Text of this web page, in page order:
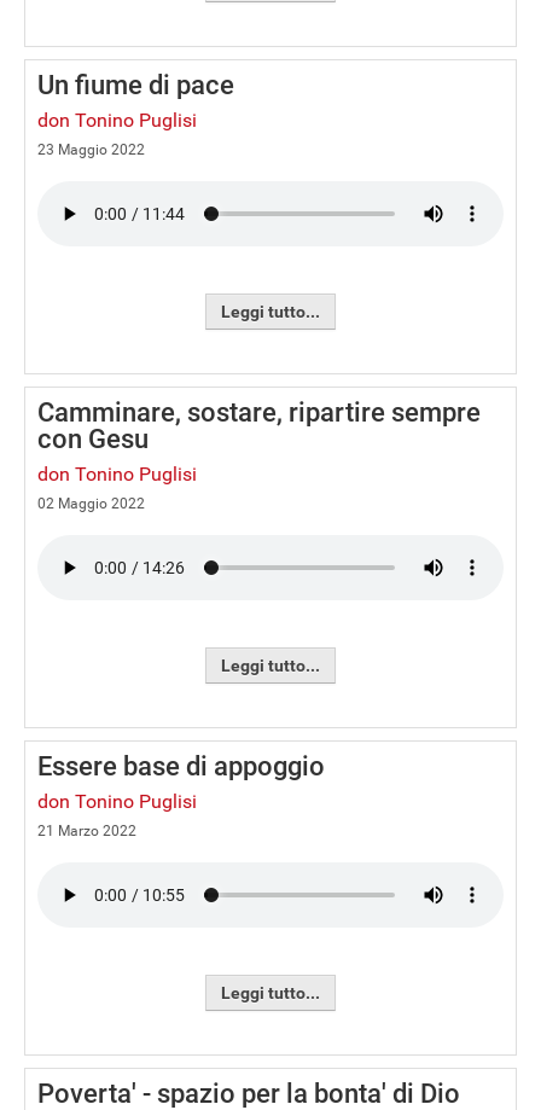
Un fiume di pace
don Tonino Puglisi
23 Maggio 2022
Leggi tutto...
Camminare, sostare, ripartire sempre
con Gesu
don Tonino Puglisi
02 Maggio 2022
Leggi tutto...
Essere base di appoggio
don Tonino Puglisi
21 Marzo 2022
Leggi tutto...
Poverta' - spazio per la bonta' di Dio